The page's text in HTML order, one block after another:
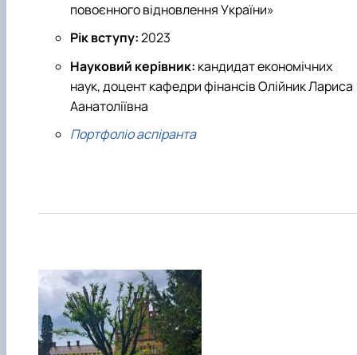
повоєнного відновлення України»
Рік вступу:2023
Науковий керівник: кандидат економічних
наук, доцент кафедри фінансів Олійник Лариса
Аанатоліївна
Портфоліо аспіранта